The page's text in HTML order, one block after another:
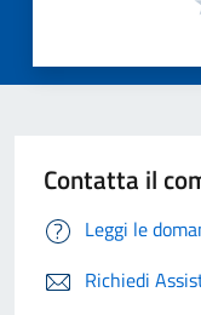
Contatta il
Leggi le
Richiedi